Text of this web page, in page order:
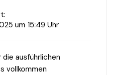
um 15:49 Uhr
die ausführlichen
vollkommen